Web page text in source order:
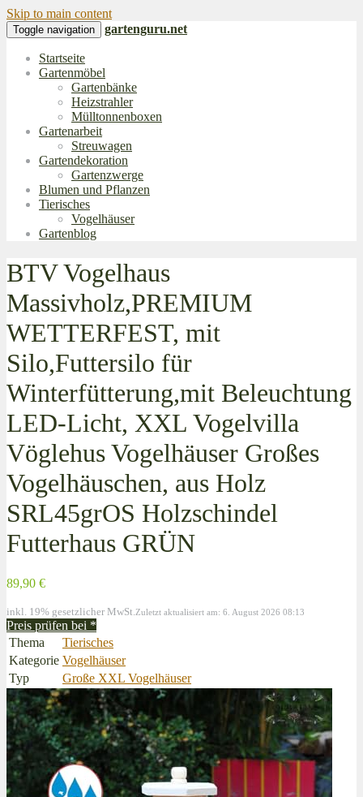
Skip to main content
Toggle navigation gartenguru.net
Startseite
Gartenmöbel
Gartenbänke
Heizstrahler
Mülltonnenboxen
Gartenarbeit
Streuwagen
Gartendekoration
Gartenzwerge
Blumen und Pflanzen
Tierisches
Vogelhäuser
Gartenblog
BTV Vogelhaus
Massivholz,PREMIUM
WETTERFEST, mit
Silo,Futtersilo für
Winterfütterung,mit Beleuchtung
LED-Licht, XXL Vogelvilla
Vöglehus Vogelhäuser Großes
Vogelhäuschen, aus Holz
SRL45grOS Holzschindel
Futterhaus GRÜN
89,90 €
inkl. 19% gesetzlicher MwSt. Zuletzt aktualisiert am: 6. August 2026 08:13
Preis prüfen bei *
Thema
Tierisches
Kategorie Vogelhäuser
Typ
Große XXL Vogelhäuser